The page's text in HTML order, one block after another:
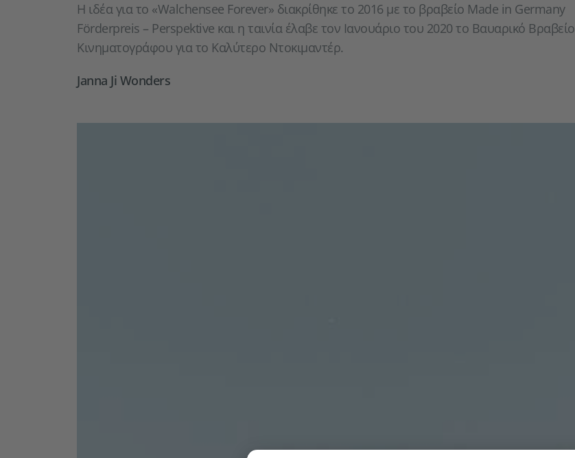
Η ιδέα για το «Walchensee Forever» διακρίθηκε το 2016 με το βραβείο Made in Germany
Förderpreis – Perspektive και η ταινία έλαβε τον Ιανουάριο του 2020 το Βαυαρικό Βραβείο
Κινηματογράφου για το Καλύτερο Ντοκιμαντέρ.
Janna Ji Wonders